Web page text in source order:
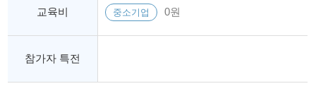
교육비 중소기업 0원
참가자 특전